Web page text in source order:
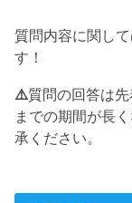
質問内容に関し
す！
⚠️質問の回答は
までの期間が長
承ください。